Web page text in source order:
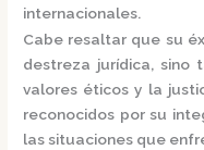
internacionales.
Cabe resaltar que su
destreza jurídica, sino
valores éticos y la
reconocidos por su
las situaciones que